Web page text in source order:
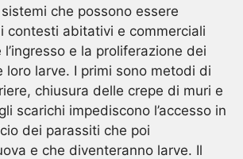
che possono essere
contesti abitativi e commerciali
e la proliferazione dei
loro larve. I primi sono metodi di
chiusura delle crepe di muri e
scarichi impediscono l’accesso in
dei parassiti che poi
e che diventeranno larve. Il